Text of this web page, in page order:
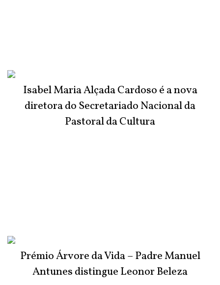
Isabel Maria Alçada Cardoso é a nova
diretora do Secretariado Nacional da
Pastoral da Cultura
Prémio Árvore da Vida – Padre Manuel
Antunes distingue Leonor Beleza